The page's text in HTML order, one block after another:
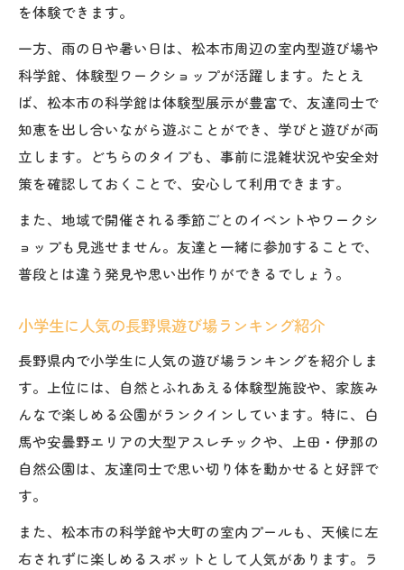
を体験できます。
一方、雨の日や暑い日は、松本市周辺の室内型遊び場や
科学館、体験型ワークショップが活躍します。たとえ
ば、松本市の科学館は体験型展示が豊富で、友達同士で
知恵を出し合いながら遊ぶことができ、学びと遊びが両
立します。どちらのタイプも、事前に混雑状況や安全対
策を確認しておくことで、安心して利用できます。
また、地域で開催される季節ごとのイベントやワークシ
ョップも見逃せません。友達と一緒に参加することで、
普段とは違う発見や思い出作りができるでしょう。
小学生に人気の長野県遊び場ランキング紹介
長野県内で小学生に人気の遊び場ランキングを紹介しま
す。上位には、自然とふれあえる体験型施設や、家族み
んなで楽しめる公園がランクインしています。特に、白
馬や安曇野エリアの大型アスレチックや、上田・伊那の
自然公園は、友達同士で思い切り体を動かせると好評で
す。
また、松本市の科学館や大町の室内プールも、天候に左
右されずに楽しめるスポットとして人気があります。ラ